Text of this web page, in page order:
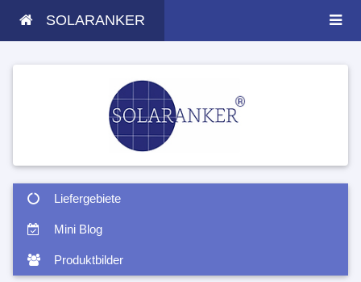
SOLARANKER
Liefergebiete
Mini Blog
Produktbilder